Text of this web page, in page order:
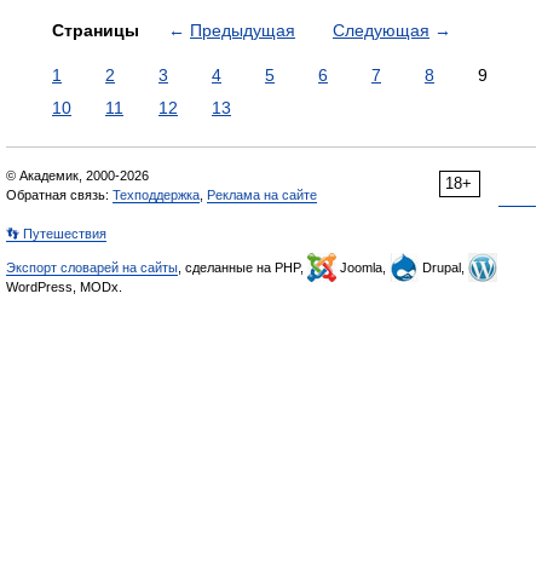
Страницы ← Предыдущая Следующая →
1 2 3 4 5 6 7 8
9
10
11 12 13
18+
© Академик, 2000-2026
Обратная связь: Техподдержка Реклама на сайте
👣 Путешествия
Экспорт словарей на сайты , сделанные на PHP, Joomla,
Drupal,
WordPress, MODx.